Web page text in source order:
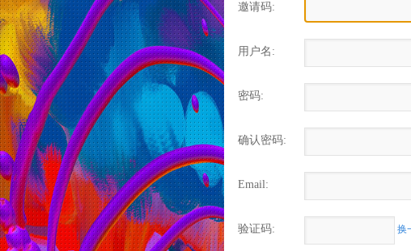
邀请码:
用户名:
密码:
确认密码:
Email:
验证码: 换